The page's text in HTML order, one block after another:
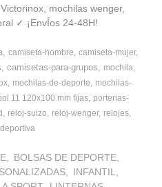
mochilas wenger,
✓ ¡EnvÍos 24-48H!
camiseta-hombre camiseta-mujer
camisetas-para-grupos
mochila
mochilas-de-deporte
mochilas-
11 120x100 mm fijas porterias-
reloj-suizo reloj-wenger
relojes
BOLSAS DE DEPORTE
INFANTIL